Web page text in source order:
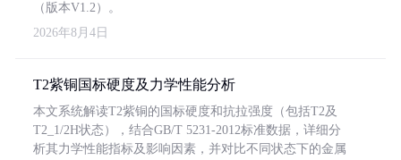
（版本V1.2）。
2026年8月4日
T2紫铜国标硬度及力学性能分析
本文系统解读T2紫铜的国标硬度和抗拉强度（包括T2及
T2_1/2H状态），结合GB/T 5231-2012标准数据，详细分
析其力学性能指标及影响因素，并对比不同状态下的金属